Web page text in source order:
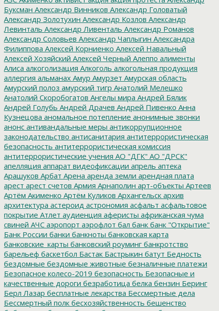
Буксман Александр Винников Александр Головатый
Александр Золотухин Александр Козлов Александр
Левинталь Александр Ливенталь Александр Романов
Александр Соловьев Александр Чаплыгин Александра
Филиппова Алексей Корниенко Алексей Навальный
Алексей Хозяйский Алексей Черный Алеппо алименты
Алиса алкоголизация Алкоголь алкогольная продукция
аллергия альманах Амур Амурзет Амурская область
Амурский полоз амурский тигр Анатолий Мелешко
Анатолий Скоробогатов Ангелы мира Андрей Бялик
Андрей Голубь Андрей Драчев Андрей Пивенко Анна
Кузнецова аномальное потепление анонимные звонки
анонс антивандальные меры антикоррупционное
законодательство антисанитария антитеррористическая
безопасность антитеррористическая комиссия
антитеррористические учения АО "ДГК" АО "ДРСК"
апелляция аппарат видеофиксации апрель аптека
Арашуков Арбат Арена аренда земли арендная плата
арест арест счетов Армия Арнаполин арт-объекты Артеев
Артём Акименко Артём Куликов Архангельск архив
архитектура астероид астрономия асфальт асфальтовое
покрытие Атлет аудиенция аферисты африканская чума
свиней АЧС аэропорт аэрофлот бал банк банк "Открытие"
Банк России банки банкноты банковская карта
банковские_карты банковский роуминг банкротство
барельеф баскетбол Бастак Бастрыкин батут Бедность
бездомные бездомные животные безналичные платежи
Безопасное колесо-2019 безопасность Безопасные и
качественные дороги безработица белка бензин Беринг
Берл Лазар бесплатные лекарства Бессмертные дела
Бессмертный полк бесхозяйственность бешенство